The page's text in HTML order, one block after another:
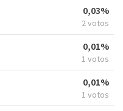
0,03%
2 votos
0,01%
1 votos
0,01%
1 votos